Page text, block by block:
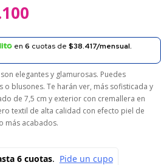
actual
es:
$170.100.
en 6 cuotas de $38.417/mensual.
elegantes y glamurosas. Puedes
blusones. Te harán ver, más sofisticada y
de 7,5 cm y exterior con cremallera en
textil de alta calidad con efecto piel de
más acabados.